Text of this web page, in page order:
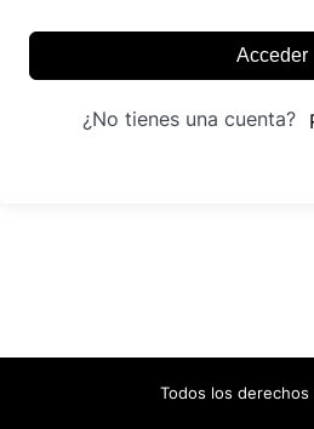
Acceder
¿No tienes una cuenta?
Todos los derechos